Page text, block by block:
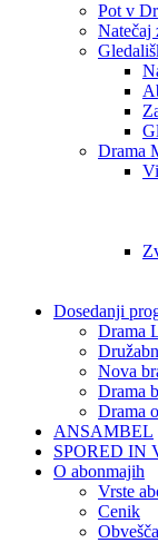
Pot v
Natečaj
Drama
Dosedanji
Drama
Nova
Drama
Drama
ANSAMBEL
SPORED IN
O abonmajih
Vrste
Cenik